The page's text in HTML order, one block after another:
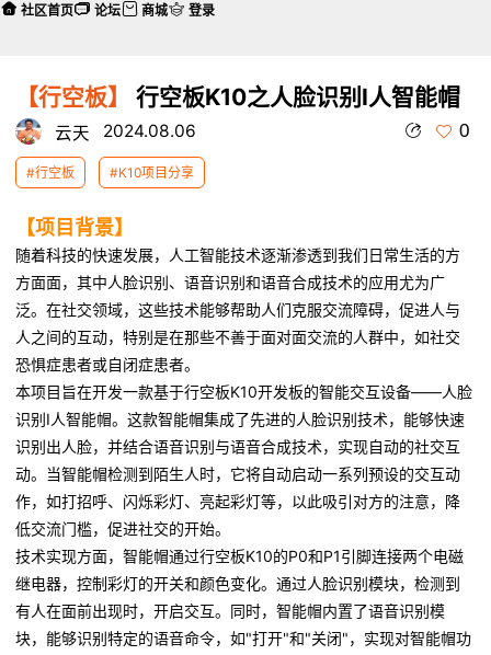
【行空板】 行空板K10之人脸识别I人智能帽
云天 2024.08.06 0
#行空板 #K10项目分享
【项目背景】
随着科技的快速发展，人工智能技术逐渐渗透到我们日常生活的方
方面面，其中人脸识别、语音识别和语音合成技术的应用尤为广
泛。在社交领域，这些技术能够帮助人们克服交流障碍，促进人与
人之间的互动，特别是在那些不善于面对面交流的人群中，如社交
恐惧症患者或自闭症患者。
本项目旨在开发一款基于行空板K10开发板的智能交互设备——人脸
识别I人智能帽。这款智能帽集成了先进的人脸识别技术，能够快速
识别出人脸，并结合语音识别与语音合成技术，实现自动的社交互
动。当智能帽检测到陌生人时，它将自动启动一系列预设的交互动
作，如打招呼、闪烁彩灯、亮起彩灯等，以此吸引对方的注意，降
低交流门槛，促进社交的开始。
技术实现方面，智能帽通过行空板K10的P0和P1引脚连接两个电磁
继电器，控制彩灯的开关和颜色变化。通过人脸识别模块，检测到
有人在面前出现时，开启交互。同时，智能帽内置了语音识别模
块，能够识别特定的语音命令，如"打开"和"关闭"，实现对智能帽功
社区首页 论坛 商城 登录